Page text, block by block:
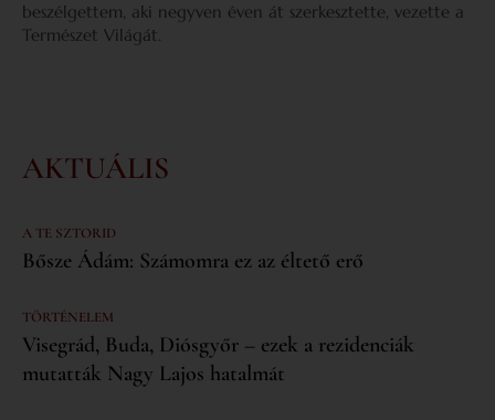
beszélgettem, aki negyven éven át szerkesztette, vezette a
Természet Világát.
AKTUÁLIS
A TE SZTORID
Bősze Ádám: Számomra ez az éltető erő
TÖRTÉNELEM
Visegrád, Buda, Diósgyőr – ezek a rezidenciák
mutatták Nagy Lajos hatalmát